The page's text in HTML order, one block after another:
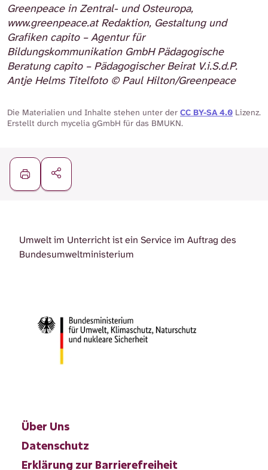
Greenpeace in Zentral- und Osteuropa,
www.greenpeace.at Redaktion, Gestaltung und
Grafiken capito – Agentur für
Bildungskommunikation GmbH Pädagogische
Beratung capito – Pädagogischer Beirat V.i.S.d.P.
Antje Helms Titelfoto © Paul Hilton/Greenpeace
Die Materialien und Inhalte stehen unter der CC BY-SA 4.0 Lizenz.
Erstellt durch mycelia gGmbH für das BMUKN.
Umwelt im Unterricht ist ein Service im Auftrag des
Bundesumweltministerium
Über Uns
Datenschutz
Erklärung zur Barrierefreiheit